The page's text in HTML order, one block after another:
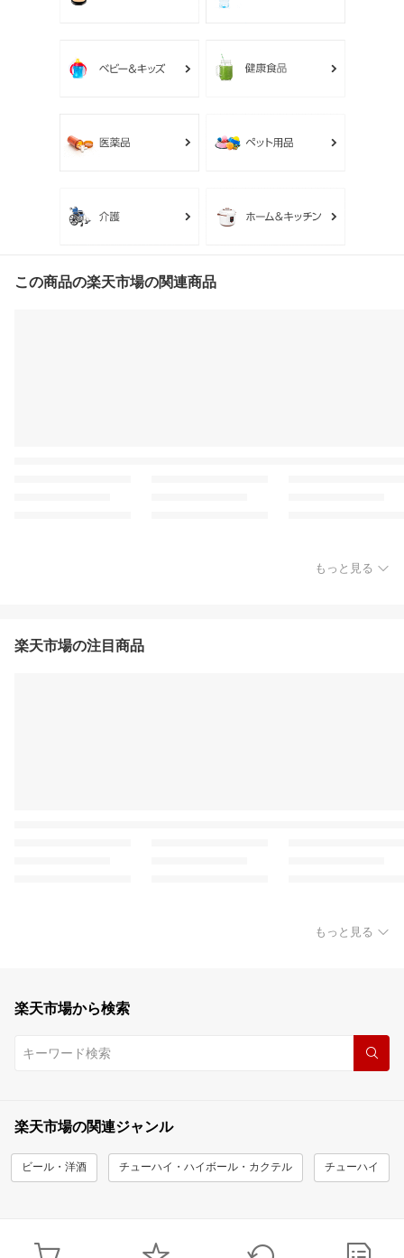
この商品の楽天市場の関連商品
もっと見る
楽天市場の注目商品
もっと見る
楽天市場から検索
楽天市場の関連ジャンル
ビール・洋酒 チューハイ・ハイボール・カクテル チューハイ